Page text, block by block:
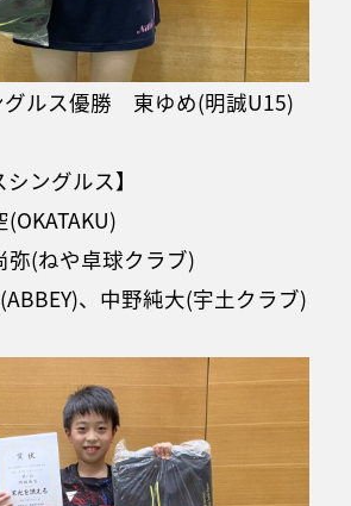
グルス優勝 東ゆめ(明誠U15)
ングルス】
(ねや卓球クラブ)
、中野純大(宇土クラブ)